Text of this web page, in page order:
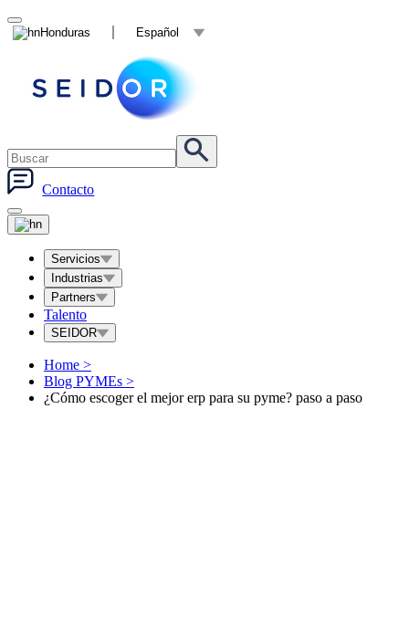
Honduras Español
Contacto
Servicios
Industrias
Partners
Talento
SEIDOR
Home >
Blog PYMEs >
¿Cómo escoger el mejor erp para su pyme? paso a paso